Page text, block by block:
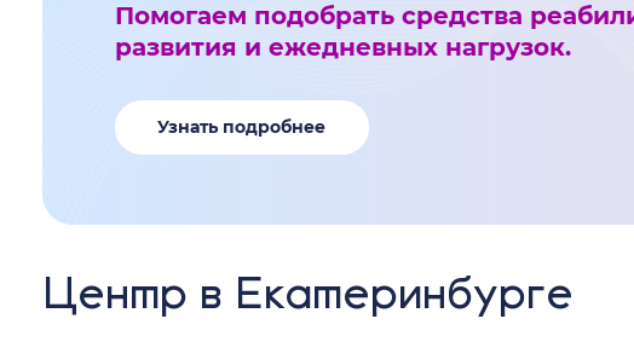
Помогаем подобрать средства
развития и ежедневных нагрузок.
Узнать подробнее
Центр в Екатеринбурге